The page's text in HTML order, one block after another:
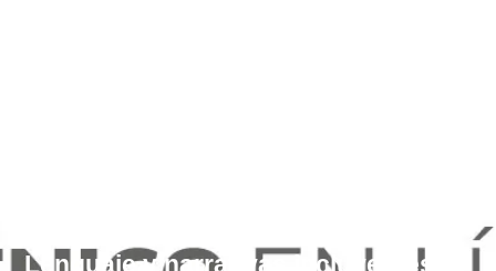
Lenguaje y narrativas incluyentes